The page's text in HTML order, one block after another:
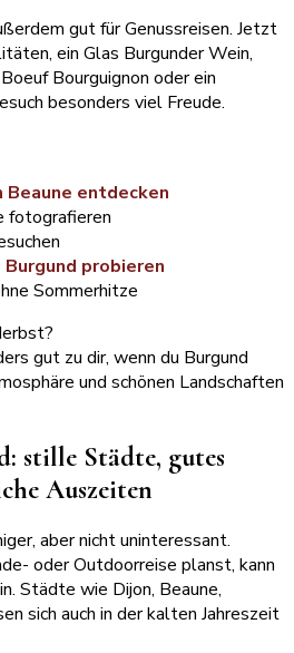
gut für Genussreisen. Jetzt
ein Glas Burgunder Wein,
Bourguignon oder ein
besonders viel Freude.
entdecken
fotografieren
probieren
Sommerhitze
gut zu dir, wenn du Burgund
und schönen Landschaften
stille Städte, gutes
Auszeiten
aber nicht uninteressant.
oder Outdoorreise planst, kann
Städte wie Dijon, Beaune,
sich auch in der kalten Jahreszeit